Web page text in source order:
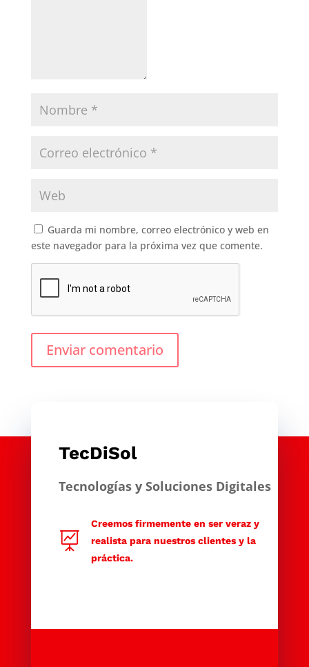
Guarda mi nombre, correo electrónico y web en
este navegador para la próxima vez que comente.
Enviar comentario
TecDiSol
Tecnologías y Soluciones Digitales

Creemos firmemente en ser veraz y
realista para nuestros clientes y la
práctica.